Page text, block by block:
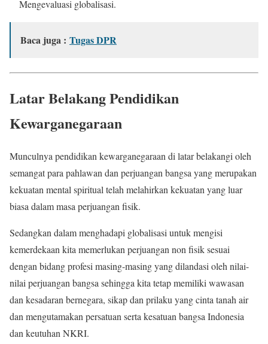
Mengevaluasi globalisasi.
Baca juga : Tugas DPR
Latar Belakang Pendidikan
Kewarganegaraan
Munculnya pendidikan kewarganegaraan di latar belakangi oleh
semangat para pahlawan dan perjuangan bangsa yang merupakan
kekuatan mental spiritual telah melahirkan kekuatan yang luar
biasa dalam masa perjuangan fisik.
Sedangkan dalam menghadapi globalisasi untuk mengisi
kemerdekaan kita memerlukan perjuangan non fisik sesuai
dengan bidang profesi masing-masing yang dilandasi oleh nilai-
nilai perjuangan bangsa sehingga kita tetap memiliki wawasan
dan kesadaran bernegara, sikap dan prilaku yang cinta tanah air
dan mengutamakan persatuan serta kesatuan bangsa Indonesia
dan keutuhan NKRI.